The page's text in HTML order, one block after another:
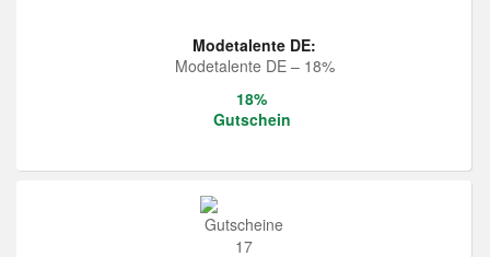
Modetalente DE:
Modetalente DE – 18%
18%
Gutschein